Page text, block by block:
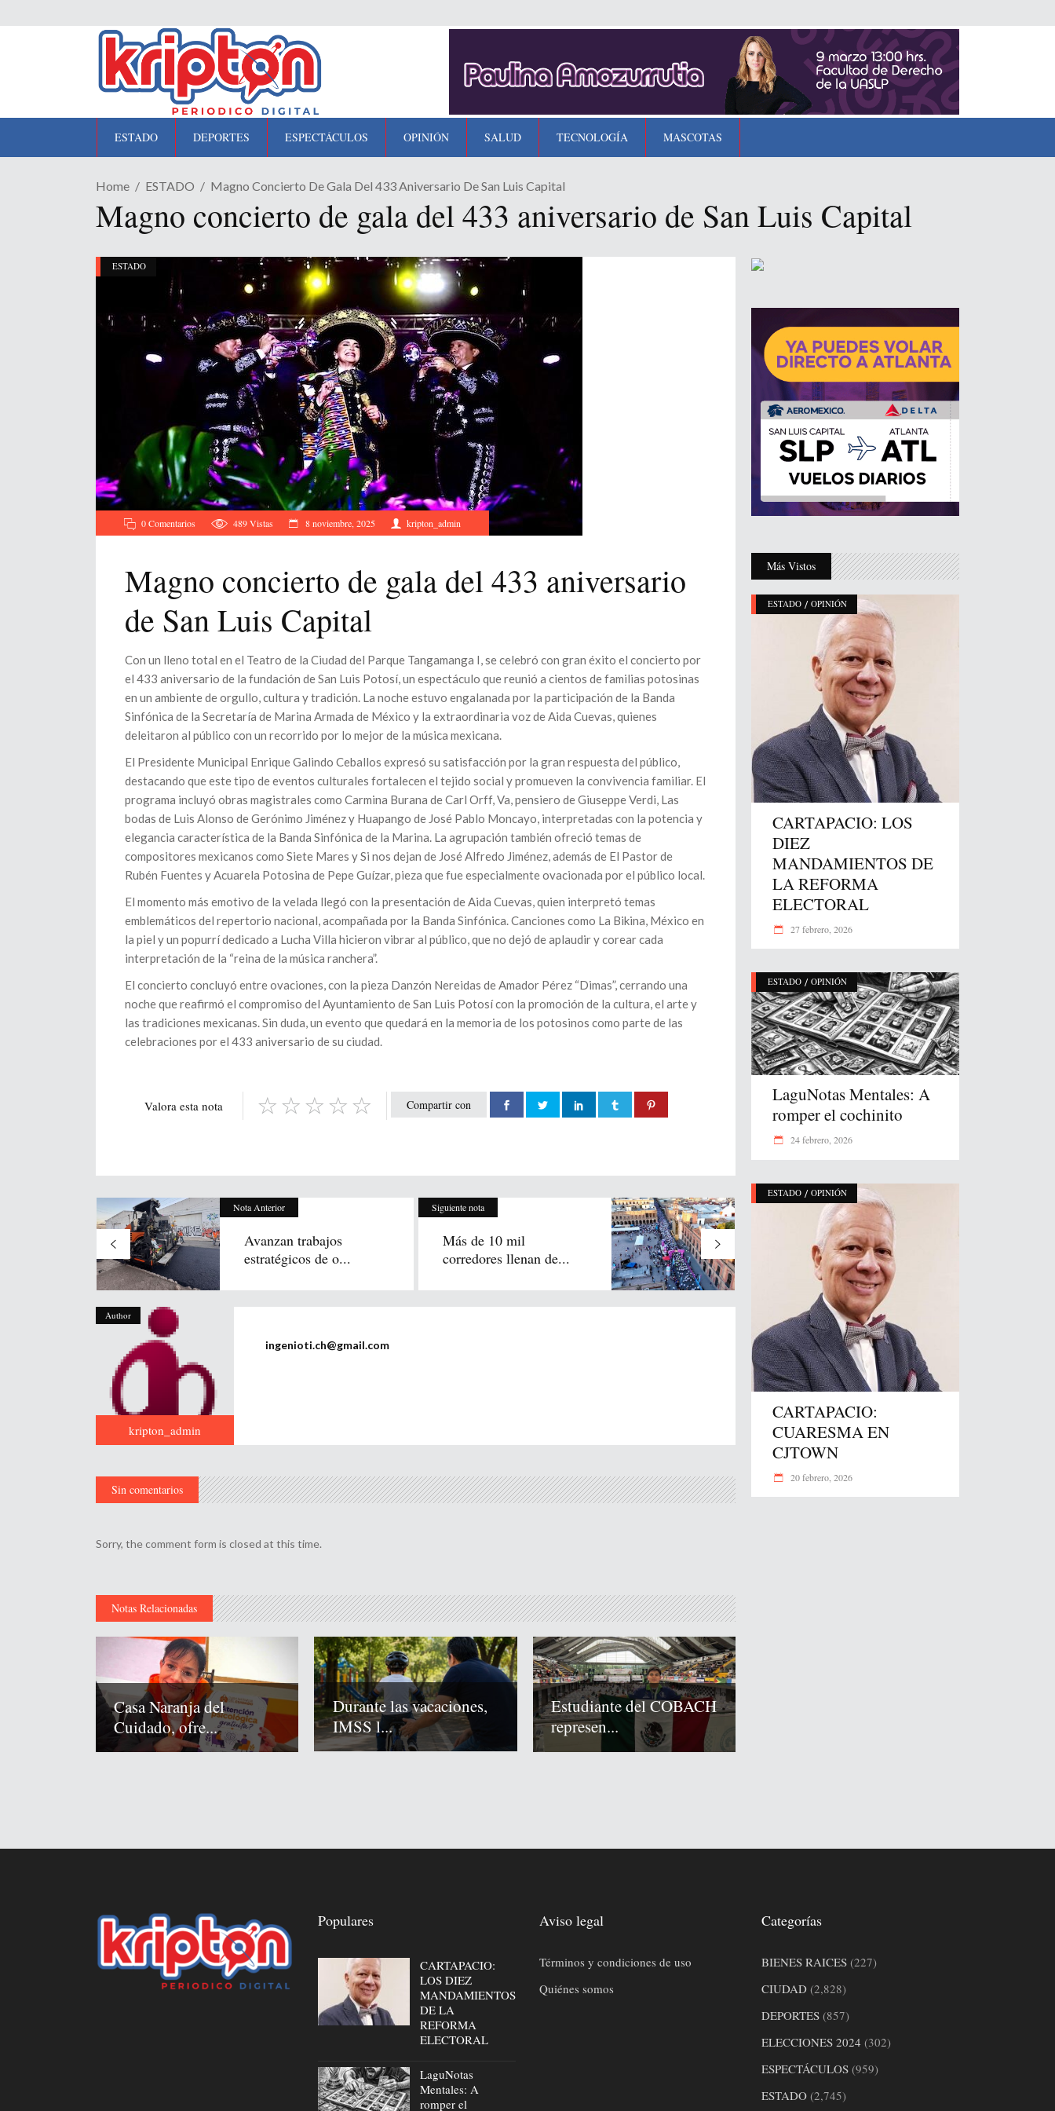
ESTADO DEPORTES ESPECTÁCULOS OPINIÓN SALUD TECNOLOGÍA MASCOTAS
Home ESTADO Magno Concierto De Gala Del 433 Aniversario De San Luis Capital
Magno concierto de gala del 433 aniversario de San Luis Capital
ESTADO
0 Comentarios 489Vistas 8 noviembre, 2025 kripton_admin
Magno concierto de gala del 433 aniversario
de San Luis Capital
Con un lleno total en el Teatro de la Ciudad del Parque Tangamanga I, se celebró con gran éxito el concierto por
el 433 aniversario de la fundación de San Luis Potosí, un espectáculo que reunió a cientos de familias potosinas
en un ambiente de orgullo, cultura y tradición. La noche estuvo engalanada por la participación de la Banda
Sinfónica de la Secretaría de Marina Armada de México y la extraordinaria voz de Aida Cuevas, quienes
deleitaron al público con un recorrido por lo mejor de la música mexicana.
El Presidente Municipal Enrique Galindo Ceballos expresó su satisfacción por la gran respuesta del público,
destacando que este tipo de eventos culturales fortalecen el tejido social y promueven la convivencia familiar. El
programa incluyó obras magistrales como Carmina Burana de Carl Orff, Va, pensiero de Giuseppe Verdi, Las
bodas de Luis Alonso de Gerónimo Jiménez y Huapango de José Pablo Moncayo, interpretadas con la potencia y
elegancia característica de la Banda Sinfónica de la Marina. La agrupación también ofreció temas de
compositores mexicanos como Siete Mares y Si nos dejan de José Alfredo Jiménez, además de El Pastor de
Rubén Fuentes y Acuarela Potosina de Pepe Guízar, pieza que fue especialmente ovacionada por el público local.
El momento más emotivo de la velada llegó con la presentación de Aida Cuevas, quien interpretó temas
emblemáticos del repertorio nacional, acompañada por la Banda Sinfónica. Canciones como La Bikina, México en
la piel y un popurrí dedicado a Lucha Villa hicieron vibrar al público, que no dejó de aplaudir y corear cada
interpretación de la “reina de la música ranchera”.
El concierto concluyó entre ovaciones, con la pieza Danzón Nereidas de Amador Pérez “Dimas”, cerrando una
noche que reafirmó el compromiso del Ayuntamiento de San Luis Potosí con la promoción de la cultura, el arte y
las tradiciones mexicanas. Sin duda, un evento que quedará en la memoria de los potosinos como parte de las
celebraciones por el 433 aniversario de su ciudad.
Compartir con
Valora esta nota
Nota Anterior
Avanzan trabajos
estratégicos de o...
Siguiente nota
Más de 10 mil
corredores llenan de...
Author
kripton_admin
ingenioti.ch@gmail.com
Sin comentarios
Sorry, the comment form is closed at this time.
Notas Relacionadas
Casa Naranja del
Cuidado, ofre...
Durante las vacaciones,
IMSS l...
Estudiante del COBACH
represen...
Más Vistos
ESTADO / OPINIÓN
CARTAPACIO: LOS
DIEZ
MANDAMIENTOS DE
LA REFORMA
ELECTORAL
27 febrero, 2026
ESTADO / OPINIÓN
LaguNotas Mentales: A
romper el cochinito
24 febrero, 2026
ESTADO / OPINIÓN
CARTAPACIO:
CUARESMA EN
CJTOWN
20 febrero, 2026
Populares
CARTAPACIO:
LOS DIEZ
MANDAMIENTOS
DE LA
REFORMA
ELECTORAL
LaguNotas
Mentales: A
romper el
Aviso legal
Términos y condiciones de uso
Quiénes somos
Categorías
BIENES RAICES(227)
CIUDAD(2,828)
DEPORTES(857)
ELECCIONES 2024 (302)
ESPECTÁCULOS(959)
ESTADO(2,745)